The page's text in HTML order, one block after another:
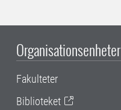
Organisationsenheter
Fakulteter
Biblioteket